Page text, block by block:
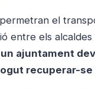
el
entre els
ajuntament
recuperar-